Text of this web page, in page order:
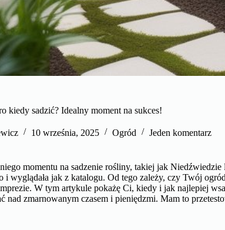
kiedy sadzić? Idealny moment na sukces!
10 września, 2025 Ogród Jeden komentarz
momentu na sadzenie rośliny, takiej jak
i wyglądała jak z katalogu. Od tego zależy, czy Twój
W tym artykule pokażę Ci, kiedy i jak najlepiej
nad zmarnowanym czasem i pieniędzmi. Mam to